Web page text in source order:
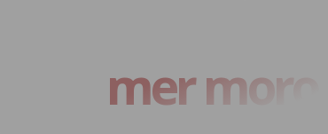
mer moro